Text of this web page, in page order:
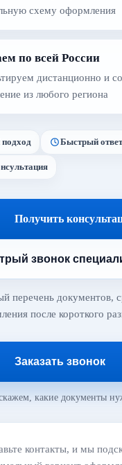
схему оформления
по всей России
дистанционно и
из любого региона
Быстрый
Получить
звонок
перечень документов,
после короткого
Заказать звонок
какие документы
контакты, и мы